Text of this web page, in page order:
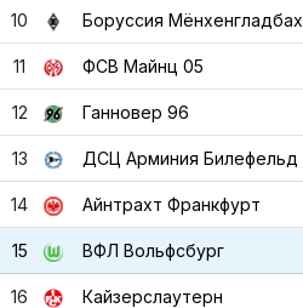
10 Боруссия Мёнхенгладбах
11 ФСВ Майнц 05
12 Ганновер 96
13 ДСЦ Арминия Билефельд
14 Айнтрахт Франкфурт
15 ВФЛ Вольфсбург
16 Кайзерслаутерн